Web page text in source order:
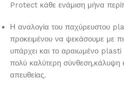
Protect κάθε ενάμιση μήνα
Η αναλογία του παχύρευστου
προκειμένου να ψεκάσουμε με
υπάρχει και το αραιωμένο
πολύ καλύτερη σύνθεση,κάλυψη
απευθείας.